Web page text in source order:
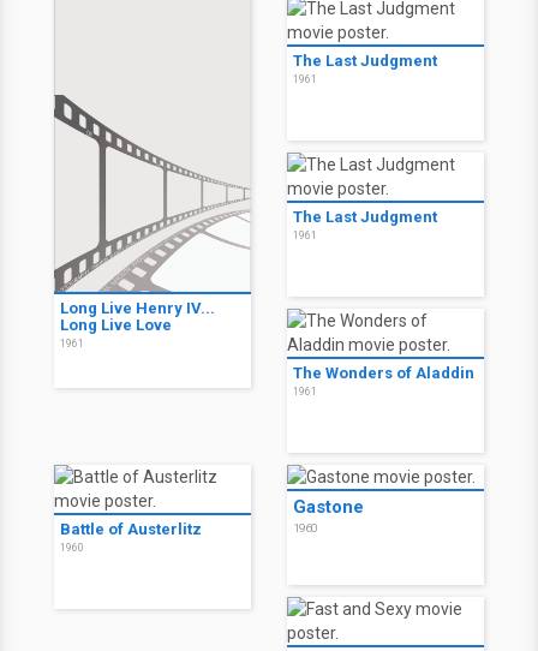
Long Live Henry IV...
Long Live Love
1961
The Last Judgment
1961
The Last Judgment
1961
The Wonders of Aladdin
1961
Battle of Austerlitz
1960
Gastone
1960